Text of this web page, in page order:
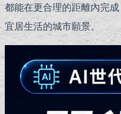
都能在更合理的距離內完
宜居生活的城市願景。